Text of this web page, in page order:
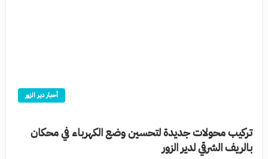
أحبار دير الزور
تركيب محولات جديدة لتحسين وضع الكهرباء في محكان
بالريف الشرقي لدير الزور